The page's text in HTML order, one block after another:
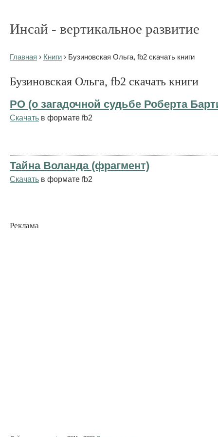
Инсай - вертикальное развитие
Главная › Книги › Бузиновская Ольга, fb2 скачать книги
Бузиновская Ольга, fb2 скачать книги
РО (о загадочной судьбе Роберта
Скачать в формате fb2
Тайна Воланда (фрагмент)
Скачать в формате fb2
Реклама